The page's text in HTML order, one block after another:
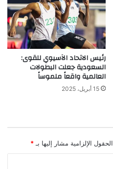
رئيس الاتحاد الآسيوي للقوى:
السعودية جعلت البطولات
العالمية واقعاً ملموساً
15 أبريل، 2025
الحقول الإلزامية مشار إليها بـ *